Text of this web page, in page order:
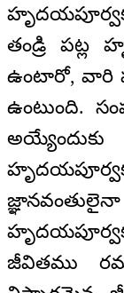
తండ్రి పట్ల
ఉంటారో, వారి
ఉంటుంది.
జీవితము